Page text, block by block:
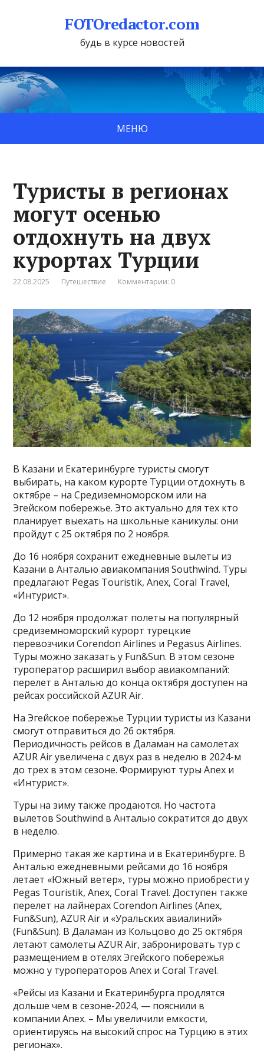
FOTOredactor.com
будь в курсе новостей
МЕНЮ
Туристы в регионах
могут осенью
отдохнуть на двух
курортах Турции
22.08.2025 Путешествие Комментарии: 0
В Казани и Екатеринбурге туристы смогут
выбирать, на каком курорте Турции отдохнуть в
октябре – на Средиземноморском или на
Эгейском побережье. Это актуально для тех кто
планирует выехать на школьные каникулы: они
пройдут с 25 октября по 2 ноября.
До 16 ноября сохранит ежедневные вылеты из
Казани в Анталью авиакомпания Southwind. Туры
предлагают Pegas Touristik, Anex, Coral Travel,
«Интурист».
До 12 ноября продолжат полеты на популярный
средиземноморский курорт турецкие
перевозчики Corendon Airlines и Pegasus Airlines.
Туры можно заказать у Fun&Sun. В этом сезоне
туроператор расширил выбор авиакомпаний:
перелет в Анталью до конца октября доступен на
рейсах российской AZUR Air.
На Эгейское побережье Турции туристы из Казани
смогут отправиться до 26 октября.
Периодичность рейсов в Даламан на самолетах
AZUR Air увеличена с двух раз в неделю в 2024-м
до трех в этом сезоне. Формируют туры Anex и
«Интурист».
Туры на зиму также продаются. Но частота
вылетов Southwind в Анталью сократится до двух
в неделю.
Примерно такая же картина и в Екатеринбурге. В
Анталью ежедневными рейсами до 16 ноября
летает «Южный ветер», туры можно приобрести у
Pegas Touristik, Anex, Coral Travel. Доступен также
перелет на лайнерах Corendon Airlines (Anex,
Fun&Sun), AZUR Air и «Уральских авиалиний»
(Fun&Sun). В Даламан из Кольцово до 25 октября
летают самолеты AZUR Air, забронировать тур с
размещением в отелях Эгейского побережья
можно у туроператоров Anex и Coral Travel.
«Рейсы из Казани и Екатеринбурга продлятся
дольше чем в сезоне-2024, — пояснили в
компании Anex. – Мы увеличили емкости,
ориентируясь на высокий спрос на Турцию в этих
регионах».